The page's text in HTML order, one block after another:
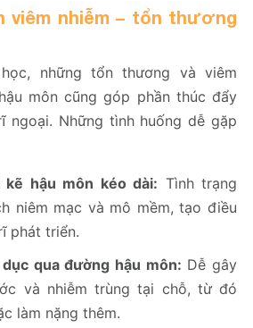
viêm nhiễm – tổn thương
những tổn thương và viêm
môn cũng góp phần thúc đẩy
ngoại. Những tình huống dễ gặp
hậu môn kéo dài: Tình trạng
niêm mạc và mô mềm, tạo điều
phát triển.
qua đường hậu môn: Dễ gây
và nhiễm trùng tại chỗ, từ đó
làm nặng thêm.